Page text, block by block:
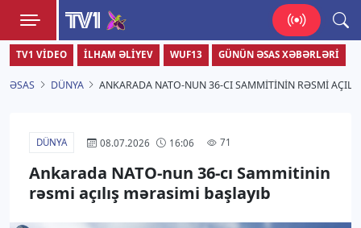
TV1
Zamanı bizimlə yaşa!
TV1 VIDEO İLHAM ƏLIYEV WUF13 GÜNÜN ƏSAS XƏBƏRLƏRI
ƏSAS DÜNYA ANKARADA NATO-NUN 36-CI SAMMITININ RƏSMI
DÜNYA 08.07.2026 16:06 71
Ankarada NATO-nun 36-cı Sammitinin
rəsmi açılış mərasimi başlayıb